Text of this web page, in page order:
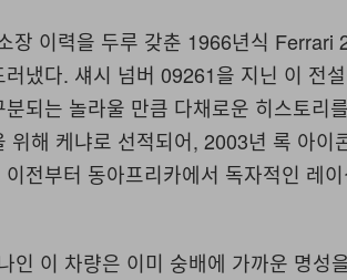
장 이력을 두루 갖춘 1966년식 Ferrari
냈다. 섀시 넘버 09261을 지닌 이 전
되는 놀라울 만큼 다채로운 히스토리
위해 케냐로 선적되어, 2003년 록 아이
전부터 동아프리카에서 독자적인 레
인 이 차량은 이미 숭배에 가까운 명성